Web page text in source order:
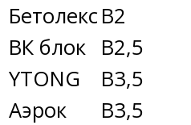
Бетолекс В2
ВК блок В2,5
YTONG
В3,5
Аэрок
В3,5